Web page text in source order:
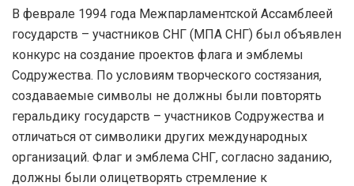
В феврале 1994 года Межпарламентской Ассамблеей
государств – участников СНГ (МПА СНГ) был объявлен
конкурс на создание проектов флага и эмблемы
Содружества. По условиям творческого состязания,
создаваемые символы не должны были повторять
геральдику государств – участников Содружества и
отличаться от символики других международных
организаций. Флаг и эмблема СНГ, согласно заданию,
должны были олицетворять стремление к